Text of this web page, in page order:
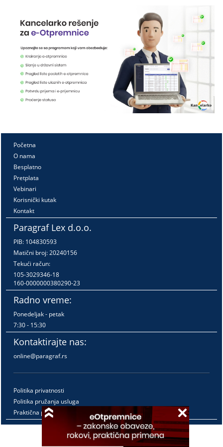
Početna
O nama
Besplatno
Pretplata
Vebinari
Korisnički kutak
Kontakt
Paragraf Lex d.o.o.
PIB: 104830593
Matični broj: 20240156
Tekući račun:
105-3029346-18
160-0000000380290-23
Radno vreme:
Ponedeljak - petak
7:30 - 15:30
Kontaktirajte nas:
online@paragraf.rs
Politika privatnosti
Politika pružanja usluga
Praktična pravila pružanja usluga